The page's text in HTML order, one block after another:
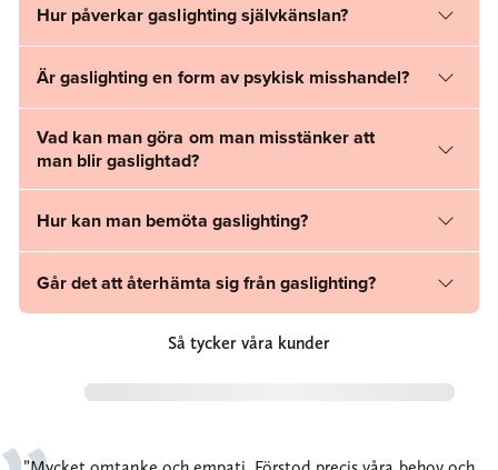
Hur påverkar gaslighting självkänslan?
Är gaslighting en form av psykisk misshandel?
Vad kan man göra om man misstänker att
man blir gaslightad?
Hur kan man bemöta gaslighting?
Går det att återhämta sig från gaslighting?
Så tycker våra kunder